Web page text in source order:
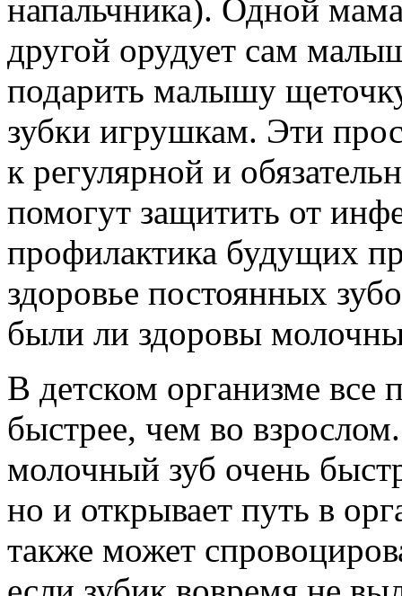
напальчника). Одной
другой орудует сам
подарить малышу
зубки игрушкам. Эти
к регулярной и
помогут защитить от
профилактика будущих
здоровье постоянных
были ли здоровы
В детском организме все
быстрее, чем во
молочный зуб очень
но и открывает путь в
также может